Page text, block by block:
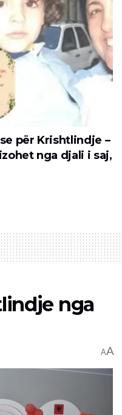
për Krishtlindje –
nga djali i saj,
nga
AA